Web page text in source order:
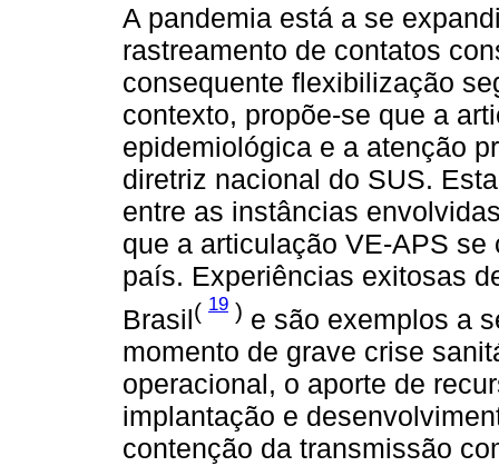
A pandemia está a se
rastreamento de contatos
consequente flexibilização
contexto, propõe-se que a
epidemiológica e a atenção
diretriz nacional do SUS.
entre as instâncias
que a articulação VE-APS
país. Experiências exitosas
Brasil( 19 ) e são exemplos a
momento de grave crise
operacional, o aporte de
implantação e
contenção da transmissão